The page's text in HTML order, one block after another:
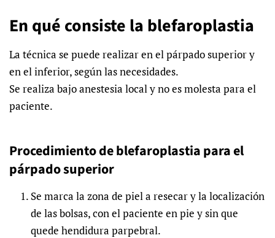
En qué consiste la blefaroplastia
La técnica se puede realizar en el párpado superior y
en el inferior, según las necesidades.
Se realiza bajo anestesia local y no es molesta para el
paciente.
Procedimiento de blefaroplastia para el
párpado superior
Se marca la zona de piel a resecar y la localización
de las bolsas, con el paciente en pie y sin que
quede hendidura parpebral.